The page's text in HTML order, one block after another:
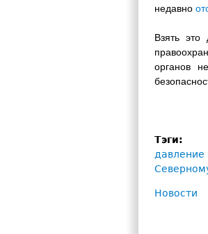
недавно
Взять это
органов
Тэги:
давление
Новости